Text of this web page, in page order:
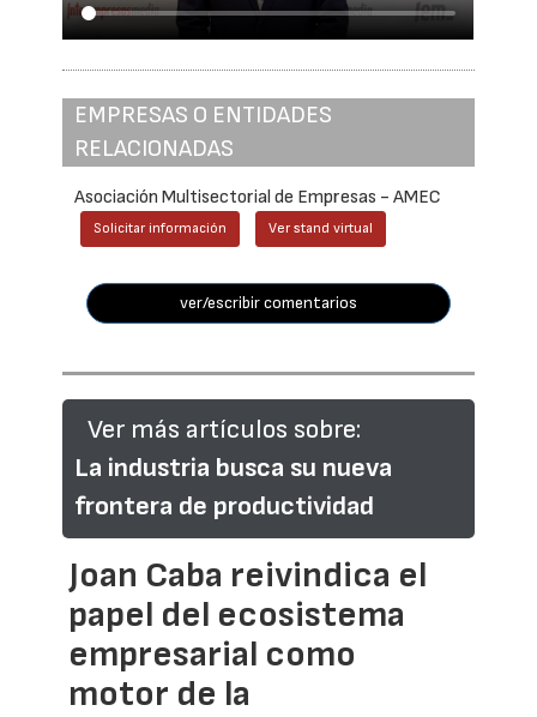
EMPRESAS O ENTIDADES
RELACIONADAS
Asociación Multisectorial de Empresas - AMEC
Solicitar información Ver stand virtual
ver/escribir comentarios
Ver más artículos sobre:
La industria busca su nueva
frontera de productividad
Joan Caba reivindica el
papel del ecosistema
empresarial como
motor de la